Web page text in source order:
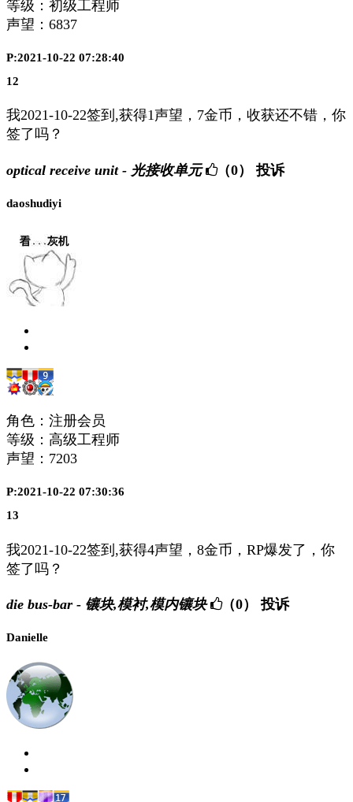
等级：初级工程师
声望： 6837
P:2021-10-22 07:28:40
12
我2021-10-22签到,获得1声望，7金币，收获还不错，你
签了吗？
optical receive unit - 光接收单元 （0） 投诉
daoshudiyi
角色：注册会员
等级：高级工程师
声望： 7203
P:2021-10-22 07:30:36
13
我2021-10-22签到,获得4声望，8金币，RP爆发了，你
签了吗？
die bus-bar - 镶块,模衬,模内镶块 （0） 投诉
Danielle